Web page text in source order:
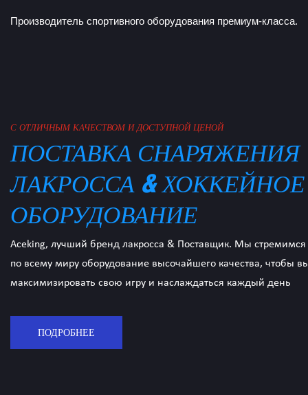
Производитель спортивного оборудования премиум-класса.
Мы стремимся предоставить игрокам
качества, чтобы вы могли
каждый день